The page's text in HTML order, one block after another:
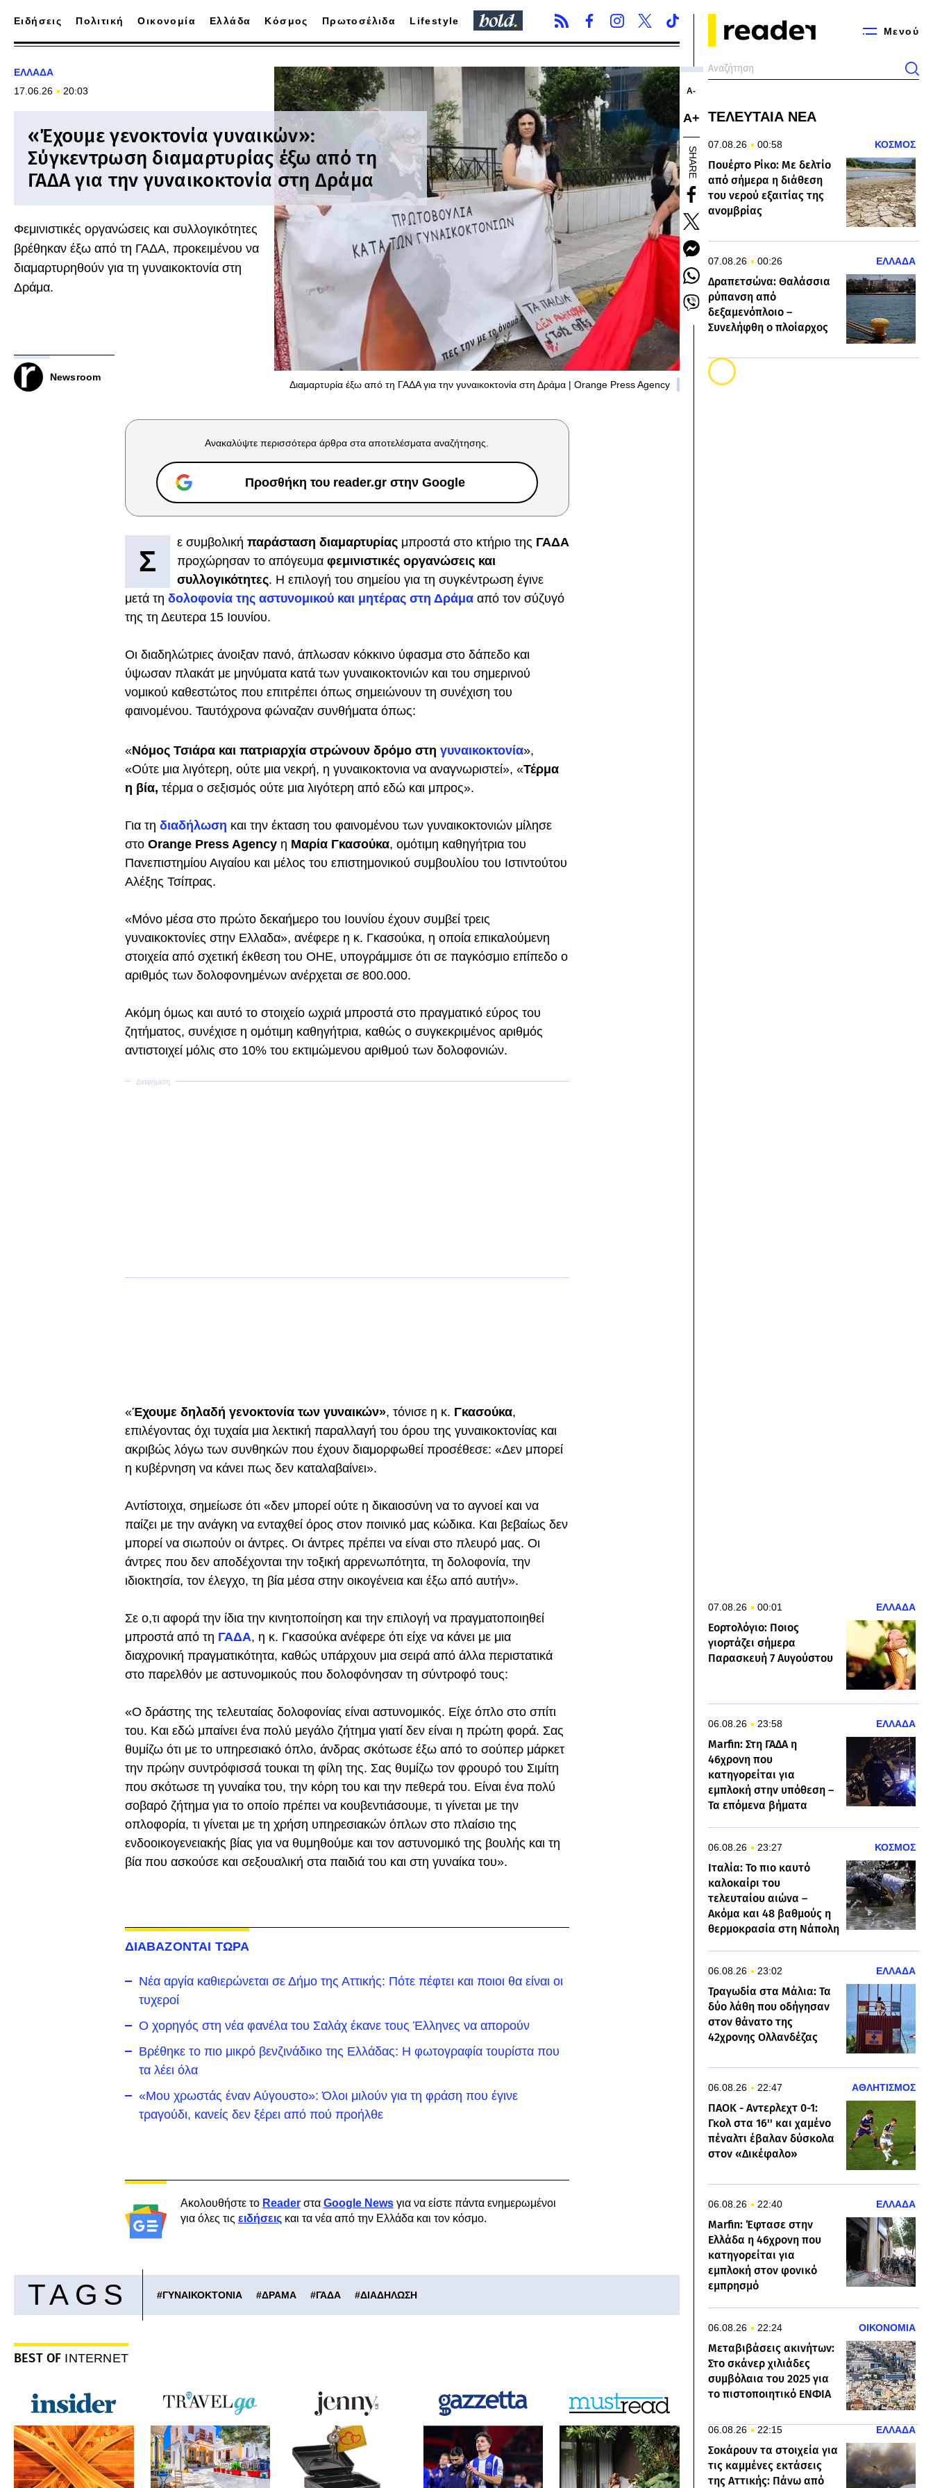
Μενού
Ειδήσεις Πολιτική Οικονομία Ελλάδα Κόσμος Πρωτοσέλιδα Lifestyle
ΕΛΛΑΔΑ
17.06.26
20:03
«Έχουμε γενοκτονία γυναικών»:
Σύγκεντρωση διαμαρτυρίας έξω από τη
ΓΑΔΑ για την γυναικοκτονία στη Δράμα
Φεμινιστικές οργανώσεις και συλλογικότητες
βρέθηκαν έξω από τη ΓΑΔΑ, προκειμένου να
διαμαρτυρηθούν για τη γυναικοκτονία στη
Δράμα.
Newsroom
Διαμαρτυρία έξω από τη ΓΑΔΑ για την γυναικοκτονία στη Δράμα | Orange Press Agency
Α-
Α+
SHARE
Ανακαλύψτε περισσότερα άρθρα στα αποτελέσματα αναζήτησης.
Προσθήκη του reader.gr στην Google
Σ
ε συμβολική παράσταση διαμαρτυρίαςμπροστά στο κτήριο της ΓΑΔΑ
προχώρησαν το απόγευμα φεμινιστικές οργανώσεις και
συλλογικότητες. Η επιλογή του σημείου για τη συγκέντρωση έγινε
μετά τη δολοφονία της αστυνομικού και μητέρας στη Δράμα από τον σύζυγό
της τη Δευτερα 15 Ιουνίου.
Οι διαδηλώτριες άνοιξαν πανό, άπλωσαν κόκκινο ύφασμα στο δάπεδο και
ύψωσαν πλακάτ με μηνύματα κατά των γυναικοκτονιών και του σημερινού
νομικού καθεστώτος που επιτρέπει όπως σημειώνουν τη συνέχιση του
φαινομένου. Ταυτόχρονα φώναζαν συνθήματα όπως:
«Νόμος Τσιάρα και πατριαρχία στρώνουν δρόμο στη γυναικοκτονία»,
«Ούτε μια λιγότερη, ούτε μια νεκρή, η γυναικοκτονια να αναγνωριστεί», «Τέρμα
η βία, τέρμα ο σεξισμός ούτε μια λιγότερη από εδώ και μπρος».
Για τη διαδήλωση και την έκταση του φαινομένου των γυναικοκτονιών μίλησε
στο Orange Press Agencyη Μαρία Γκασούκα, ομότιμη καθηγήτρια του
Πανεπιστημίου Αιγαίου και μέλος του επιστημονικού συμβουλίου του Ιστιντούτου
Αλέξης Τσίπρας.
«Μόνο μέσα στο πρώτο δεκαήμερο του Ιουνίου έχουν συμβεί τρεις
γυναικοκτονίες στην Ελλαδα», ανέφερε η κ. Γκασούκα, η οποία επικαλούμενη
στοιχεία από σχετική έκθεση του ΟΗΕ, υπογράμμισε ότι σε παγκόσμιο επίπεδο ο
αριθμός των δολοφονημένων ανέρχεται σε 800.000.
Ακόμη όμως και αυτό το στοιχείο ωχριά μπροστά στο πραγματικό εύρος του
ζητήματος, συνέχισε η ομότιμη καθηγήτρια, καθώς ο συγκεκριμένος αριθμός
αντιστοιχεί μόλις στο 10% του εκτιμώμενου αριθμού των δολοφονιών.
«Έχουμε δηλαδή γενοκτονία των γυναικών», τόνισε η κ. Γκασούκα,
επιλέγοντας όχι τυχαία μια λεκτική παραλλαγή του όρου της γυναικοκτονίας και
ακριβώς λόγω των συνθηκών που έχουν διαμορφωθεί προσέθεσε: «Δεν μπορεί
η κυβέρνηση να κάνει πως δεν καταλαβαίνει».
Αντίστοιχα, σημείωσε ότι «δεν μπορεί ούτε η δικαιοσύνη να το αγνοεί και να
παίζει με την ανάγκη να ενταχθεί όρος στον ποινικό μας κώδικα. Και βεβαίως δεν
μπορεί να σιωπούν οι άντρες. Οι άντρες πρέπει να είναι στο πλευρό μας. Οι
άντρες που δεν αποδέχονται την τοξική αρρενωπότητα, τη δολοφονία, την
ιδιοκτησία, τον έλεγχο, τη βία μέσα στην οικογένεια και έξω από αυτήν».
Σε ο,τι αφορά την ίδια την κινητοποίηση και την επιλογή να πραγματοποιηθεί
μπροστά από τη ΓΑΔΑ, η κ. Γκασούκα ανέφερε ότι είχε να κάνει με μια
διαχρονική πραγματικότητα, καθώς υπάρχουν μια σειρά από άλλα περιστατικά
στο παρελθόν με αστυνομικούς που δολοφόνησαν τη σύντροφό τους:
«Ο δράστης της τελευταίας δολοφονίας είναι αστυνομικός. Είχε όπλο στο σπίτι
του. Και εδώ μπαίνει ένα πολύ μεγάλο ζήτημα γιατί δεν είναι η πρώτη φορά. Σας
θυμίζω ότι με το υπηρεσιακό όπλο, άνδρας σκότωσε έξω από το σούπερ μάρκετ
την πρώην συντρόφισσά τουκαι τη φίλη της. Σας θυμίζω τον φρουρό του Σιμίτη
που σκότωσε τη γυναίκα του, την κόρη του και την πεθερά του. Είναι ένα πολύ
σοβαρό ζήτημα για το οποίο πρέπει να κουβεντιάσουμε, τι γίνεται με την
οπλοφορία, τι γίνεται με τη χρήση υπηρεσιακών όπλων στο πλαίσιο της
ενδοοικογενειακής βίας για να θυμηθούμε και τον αστυνομικό της βουλής και τη
βία που ασκούσε και σεξουαλική στα παιδιά του και στη γυναίκα του».
ΔΙΑΒΑΖΟΝΤΑΙ ΤΩΡΑ
Νέα αργία καθιερώνεται σε Δήμο της Αττικής: Πότε πέφτει και ποιοι θα είναι οι
τυχεροί
Ο χορηγός στη νέα φανέλα του Σαλάχ έκανε τους Έλληνες να απορούν
Βρέθηκε το πιο μικρό βενζινάδικο της Ελλάδας: Η φωτογραφία τουρίστα που
τα λέει όλα
«Μου χρωστάς έναν Αύγουστο»: Όλοι μιλούν για τη φράση που έγινε
τραγούδι, κανείς δεν ξέρει από πού προήλθε
Ακολουθήστε το Readerστα Google Newsγια να είστε πάντα ενημερωμένοι
για όλες τις ειδήσειςκαι τα νέα από την Ελλάδα και τον κόσμο.
TAGS #ΓΥΝΑΙΚΟΚΤΟΝΙΑ #ΔΡΑΜΑ #ΓΑΔΑ #ΔΙΑΔΗΛΩΣΗ
BEST OF INTERNET
ΤΕΛΕΥΤΑΙΑ ΝΕΑ
07.08.26 00:58 ΚΟΣΜΟΣ
Πουέρτο Ρίκο: Με δελτίο
από σήμερα η διάθεση
του νερού εξαιτίας της
ανομβρίας
07.08.26 00:26 ΕΛΛΑΔΑ
Δραπετσώνα: Θαλάσσια
ρύπανση από
δεξαμενόπλοιο –
Συνελήφθη ο πλοίαρχος
07.08.26 00:01 ΕΛΛΑΔΑ
Εορτολόγιο: Ποιος
γιορτάζει σήμερα
Παρασκευή 7 Αυγούστου
06.08.26 23:58 ΕΛΛΑΔΑ
Marfin: Στη ΓΑΔΑ η
46χρονη που
κατηγορείται για
εμπλοκή στην υπόθεση –
Τα επόμενα βήματα
06.08.26 23:27 ΚΟΣΜΟΣ
Ιταλία: Το πιο καυτό
καλοκαίρι του
τελευταίου αιώνα –
Ακόμα και 48 βαθμούς η
θερμοκρασία στη Νάπολη
06.08.26 23:02 ΕΛΛΑΔΑ
Τραγωδία στα Μάλια: Τα
δύο λάθη που οδήγησαν
στον θάνατο της
42χρονης Ολλανδέζας
06.08.26 22:47 ΑΘΛΗΤΙΣΜΟΣ
ΠΑΟΚ - Αντερλεχτ 0-1:
Γκολ στα 16'' και χαμένο
πέναλτι έβαλαν δύσκολα
στον «Δικέφαλο»
06.08.26 22:40 ΕΛΛΑΔΑ
Marfin: Έφτασε στην
Ελλάδα η 46χρονη που
κατηγορείται για
εμπλοκή στον φονικό
εμπρησμό
06.08.26 22:24 ΟΙΚΟΝΟΜΙΑ
Μεταβιβάσεις ακινήτων:
Στο σκάνερ χιλιάδες
συμβόλαια του 2025 για
το πιστοποιητικό ΕΝΦΙΑ
06.08.26 22:15 ΕΛΛΑΔΑ
Σοκάρουν τα στοιχεία για
τις καμμένες εκτάσεις
της Αττικής: Πάνω από